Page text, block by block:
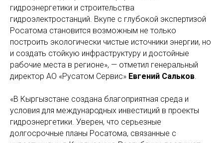
гидроэнергетики и строительства
гидроэлектростанций. Вкупе с глубокой экспертизой
Росатома становится возможным не только
построить экологически чистые источники энергии, но
и создать стойкую инфраструктуру и достойные
рабочие места в регионе», — отметил генеральный
директор АО «Русатом Сервис» Евгений Сальков.
«В Кыргызстане создана благоприятная среда и
условия для международных инвестиций в проекты
гидроэнергетики. Уверен, что серьезные
долгосрочные планы Росатома, связанные с